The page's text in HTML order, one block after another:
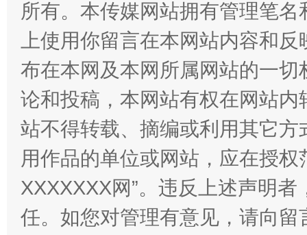
站台名比不上好声名
漫山遍野的桃花与雪山、麦地、白藏房
所有。本传媒网站拥有管理笔
上使用你留言在本网站内容和
布在本网及本网所属网站的一
论和投稿，本网站有权在网站
站不得转载、摘编或利用其它
用作品的单位或网站，应在授
XXXXXXX网”。违反上述声明
任。如您对管理有意见，请向